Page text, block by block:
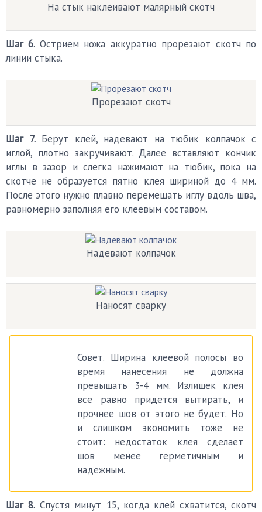
На стык наклеивают малярный скотч
Шаг 6. Острием ножа аккуратно прорезают скотч по
линии стыка.
Прорезают скотч
Шаг 7.Берут клей, надевают на тюбик колпачок с
иглой, плотно закручивают. Далее вставляют кончик
иглы в зазор и слегка нажимают на тюбик, пока на
скотче не образуется пятно клея шириной до 4 мм.
После этого нужно плавно перемещать иглу вдоль шва,
равномерно заполняя его клеевым составом.
Надевают колпачок
Наносят сварку
Совет. Ширина клеевой полосы во
время нанесения не должна
превышать 3-4 мм. Излишек клея
все равно придется вытирать, и
прочнее шов от этого не будет. Но
и слишком экономить тоже не
стоит: недостаток клея сделает
шов менее герметичным и
надежным.
Шаг 8. Спустя минут 15, когда клей схватится, скотч